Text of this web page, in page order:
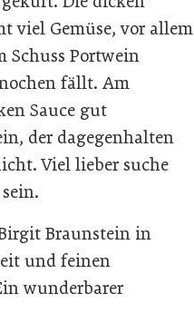
viel Gemüse, vor allem
Schuss Portwein
fällt. Am
Sauce gut
der dagegenhalten
Viel lieber suche
Braunstein in
und feinen
wunderbarer